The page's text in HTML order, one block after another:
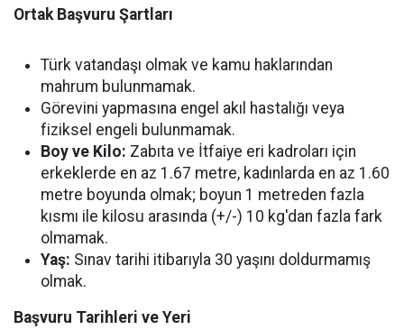
Ortak Başvuru Şartları
Türk vatandaşı olmak ve kamu haklarından
mahrum bulunmamak.
Görevini yapmasına engel akıl hastalığı veya
fiziksel engeli bulunmamak.
Boy ve Kilo: Zabıta ve İtfaiye eri kadroları için
erkeklerde en az 1.67 metre, kadınlarda en az 1.60
metre boyunda olmak; boyun 1 metreden fazla
kısmı ile kilosu arasında (+/-) 10 kg'dan fazla fark
olmamak.
Yaş: Sınav tarihi itibarıyla 30 yaşını doldurmamış
olmak.
Başvuru Tarihleri ve Yeri